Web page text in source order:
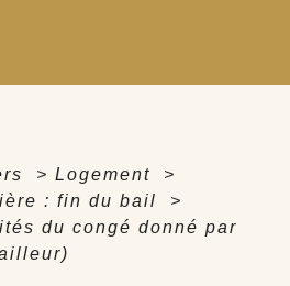
> Logement
>
: fin du bail
>
du congé donné par